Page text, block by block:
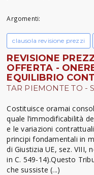
Argomenti:
clausola revisione prezzi
REVISIONE
OFFERTA -
EQUILIBRIO
TAR PIEMONTE TO -
Costituisce oramai
quale l’immodificabilità
e le variazioni
principi fondamentali in
di Giustizia UE, sez. VIII,
in C. 549-14).Questo
che sussiste (...)